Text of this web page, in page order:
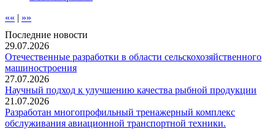
«« | »»
Последние новости
29.07.2026
Отечественные разработки в области сельскохозяйственного
машиностроения
27.07.2026
Научный подход к улучшению качества рыбной продукции
21.07.2026
Разработан многопрофильный тренажерный комплекс
обслуживания авиационной транспортной техники.